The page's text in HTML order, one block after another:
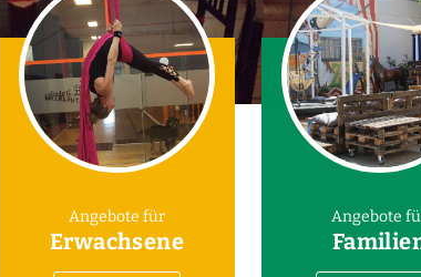
Angebote für
Erwachsene
Angebote